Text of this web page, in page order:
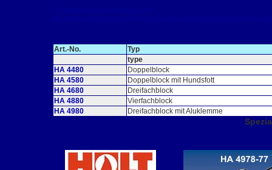
*) Maximale Dynamische Last:
Maximale Belastung des Blockes ohne Beschädigung während
Art.-No.
Typ
type
HA 4480
Doppelblock
HA 4580
Doppelblock mit Hundsfott
HA 4680
Dreifachblock
HA 4880
Vierfachblock
HA 4980
Dreifachblock mit Aluklemme